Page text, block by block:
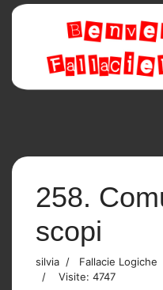
258.
scopi
silvia Fallacie Logiche
Visite: 4747